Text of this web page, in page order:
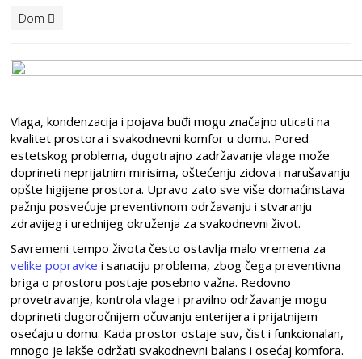
Dom
Vlaga, kondenzacija i pojava buđi mogu značajno uticati na
kvalitet prostora i svakodnevni komfor u domu. Pored
estetskog problema, dugotrajno zadržavanje vlage može
doprineti neprijatnim mirisima, oštećenju zidova i narušavanju
opšte higijene prostora. Upravo zato sve više domaćinstava
pažnju posvećuje preventivnom održavanju i stvaranju
zdravijeg i urednijeg okruženja za svakodnevni život.
Savremeni tempo života često ostavlja malo vremena za
velike popravke i sanaciju problema, zbog čega preventivna
briga o prostoru postaje posebno važna. Redovno
provetravanje, kontrola vlage i pravilno održavanje mogu
doprineti dugoročnijem očuvanju enterijera i prijatnijem
osećaju u domu. Kada prostor ostaje suv, čist i funkcionalan,
mnogo je lakše održati svakodnevni balans i osećaj komfora.